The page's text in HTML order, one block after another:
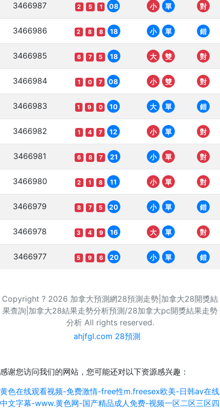
3466987 2 5 1 08 小 單 對
3466986 2 8 8 18 小 單 錯
3466985 6 7 5 18 大 雙 對
3466984 1 0 7 08 小 雙 對
3466983 1 9 0 10 大 單 錯
3466982 1 4 7 12 小 單 對
3466981 6 8 7 21 小 單 對
3466980 2 1 8 11 小 單 對
3466979 8 7 5 20 小 單 錯
3466978 3 4 9 16 大 單 對
3466977 5 9 6 20 小 單 錯
Copyright ? 2026 加拿大預測網28預測走勢|加拿大28開獎結
果查詢|加拿大28結果走勢分析預測/28加拿大pc開獎結果走勢
分析 All rights reserved.
ahjfgl.com 28預測
感谢您访问我们的网站，您可能还对以下资源感兴趣：
黄色在线观看视频-免费激情-free性m.freesex欧美-日韩av在线
中文字幕-www.黄色网-国产精品成人免费-视频一区二区三区四